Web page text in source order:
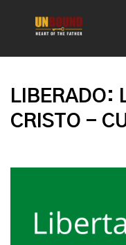
LIBERADO:
CRISTO -